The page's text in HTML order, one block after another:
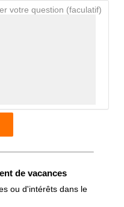
votre question (faculatif)
de vacances
ou d'intérêts dans le